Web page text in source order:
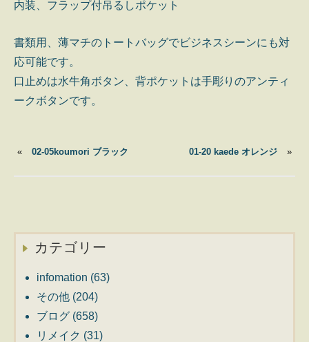
内装、フラップ付吊るしポケット
書類用、薄マチのトートバッグでビジネスシーンにも対
応可能です。
口止めは水牛角ボタン、背ポケットは手彫りのアンティ
ークボタンです。
« 02-05koumori ブラック 01-20 kaede オレンジ »
カテゴリー
infomation (63)
その他 (204)
ブログ (658)
リメイク (31)